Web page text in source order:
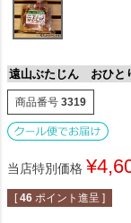
遠山ぶたじん おひと
商品番号 3319
当店特別価格 ¥
[ 46 ポイント進呈 ]